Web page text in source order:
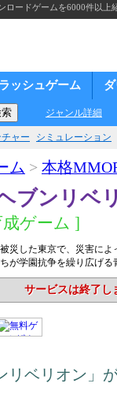
ロードゲームを6000件以上
ッシュゲーム
ジャンル詳細
ャー シミュレーション
ム > 本格
ブンリベ
ゲーム ]
災した東京で、災害に
が学園抗争を繰り広げ
サービスは終了し
ベリオン」